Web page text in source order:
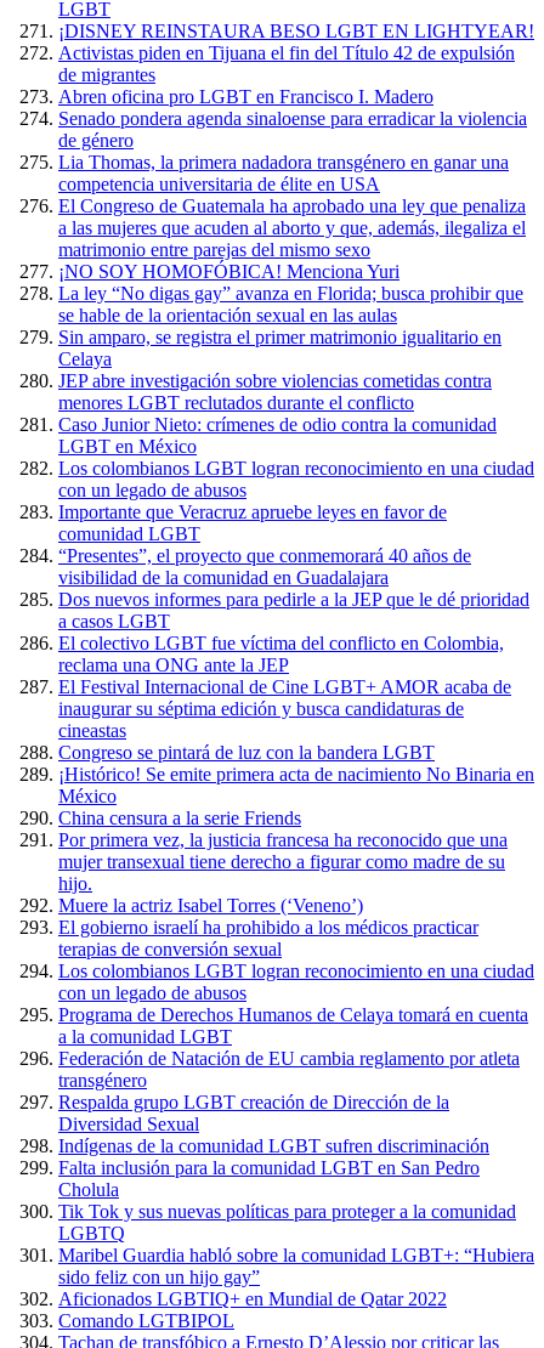
LGBT
¡DISNEY REINSTAURA BESO LGBT EN LIGHTYEAR!
Activistas piden en Tijuana el fin del Título 42 de expulsión
de migrantes
Abren oficina pro LGBT en Francisco I. Madero
Senado pondera agenda sinaloense para erradicar la violencia
de género
Lia Thomas, la primera nadadora transgénero en ganar una
competencia universitaria de élite en USA
El Congreso de Guatemala ha aprobado una ley que penaliza
a las mujeres que acuden al aborto y que, además, ilegaliza el
matrimonio entre parejas del mismo sexo
¡NO SOY HOMOFÓBICA! Menciona Yuri
La ley “No digas gay” avanza en Florida; busca prohibir que
se hable de la orientación sexual en las aulas
Sin amparo, se registra el primer matrimonio igualitario en
Celaya
JEP abre investigación sobre violencias cometidas contra
menores LGBT reclutados durante el conflicto
Caso Junior Nieto: crímenes de odio contra la comunidad
LGBT en México
Los colombianos LGBT logran reconocimiento en una ciudad
con un legado de abusos
Importante que Veracruz apruebe leyes en favor de
comunidad LGBT
“Presentes”, el proyecto que conmemorará 40 años de
visibilidad de la comunidad en Guadalajara
Dos nuevos informes para pedirle a la JEP que le dé prioridad
a casos LGBT
El colectivo LGBT fue víctima del conflicto en Colombia,
reclama una ONG ante la JEP
El Festival Internacional de Cine LGBT+ AMOR acaba de
inaugurar su séptima edición y busca candidaturas de
cineastas
Congreso se pintará de luz con la bandera LGBT
¡Histórico! Se emite primera acta de nacimiento No Binaria en
México
China censura a la serie Friends
Por primera vez, la justicia francesa ha reconocido que una
mujer transexual tiene derecho a figurar como madre de su
hijo.
Muere la actriz Isabel Torres (‘Veneno’)
El gobierno israelí ha prohibido a los médicos practicar
terapias de conversión sexual
Los colombianos LGBT logran reconocimiento en una ciudad
con un legado de abusos
Programa de Derechos Humanos de Celaya tomará en cuenta
a la comunidad LGBT
Federación de Natación de EU cambia reglamento por atleta
transgénero
Respalda grupo LGBT creación de Dirección de la
Diversidad Sexual
Indígenas de la comunidad LGBT sufren discriminación
Falta inclusión para la comunidad LGBT en San Pedro
Cholula
Tik Tok y sus nuevas políticas para proteger a la comunidad
LGBTQ
Maribel Guardia habló sobre la comunidad LGBT+: “Hubiera
sido feliz con un hijo gay”
Aficionados LGBTIQ+ en Mundial de Qatar 2022
Comando LGTBIPOL
Tachan de transfóbico a Ernesto D’Alessio por criticar las